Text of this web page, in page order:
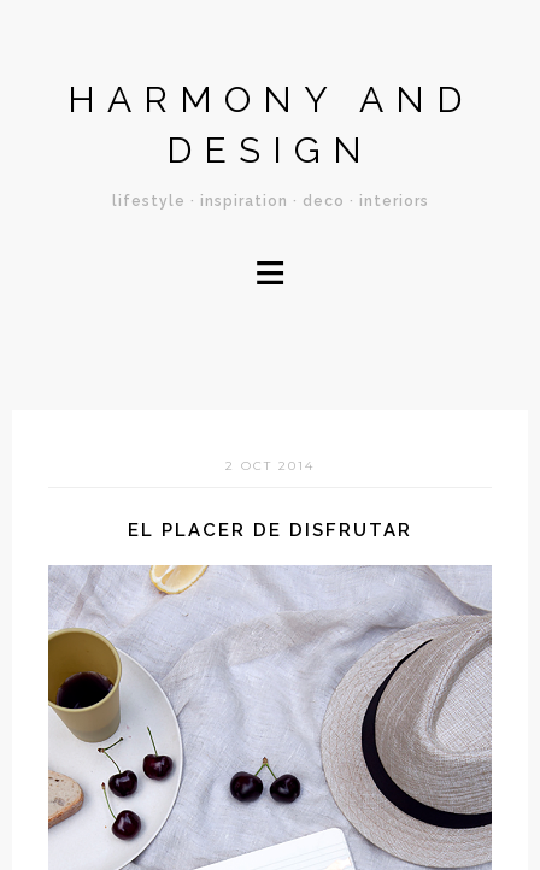
HARMONY AND
DESIGN
lifestyle · inspiration · deco · interiors
≡
2 OCT 2014
EL PLACER DE DISFRUTAR